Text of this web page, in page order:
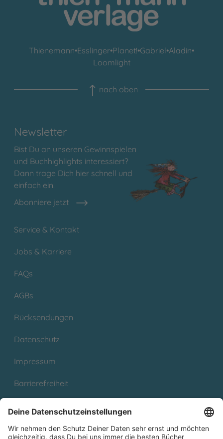
Thienemann•Esslinger•Planet!•Gabriel•Aladin•
Loomlight
nach oben
Newsletter
Bist Du an unseren Gewinnspielen
und Buchhighlights interessiert?
Dann trage Dich hier schnell und
einfach ein!
Abonniere jetzt
Service & Kontakt
Jobs & Karriere
FAQs
AGBs
Rücksendungen
Datenschutz
Impressum
Barrierefreiheit
Partnerprogramm (Affiliate)